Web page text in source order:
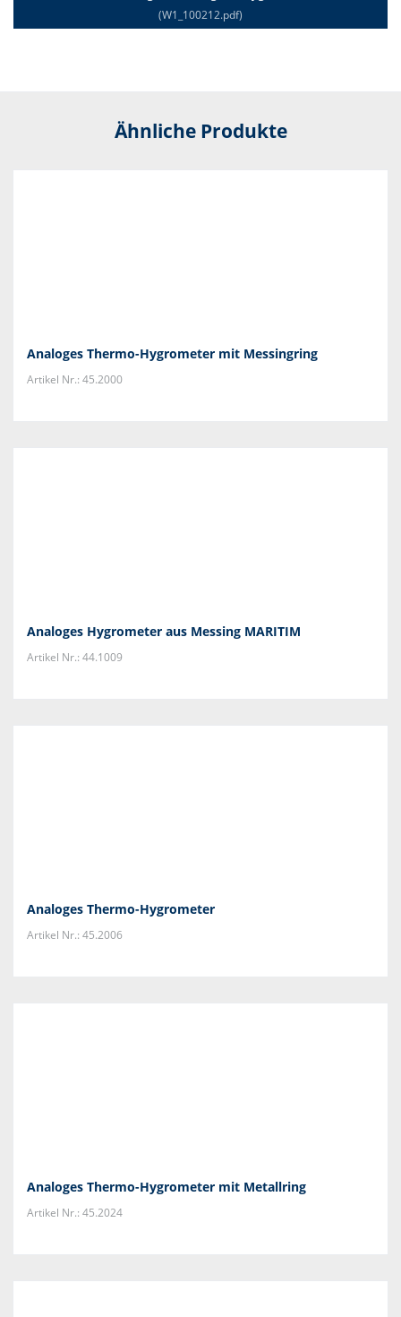
(W1_100212.pdf)
Ähnliche Produkte
Analoges Thermo-Hygrometer mit Messingring
Artikel Nr.: 45.2000
Analoges Hygrometer aus Messing MARITIM
Artikel Nr.: 44.1009
Analoges Thermo-Hygrometer
Artikel Nr.: 45.2006
Analoges Thermo-Hygrometer mit Metallring
Artikel Nr.: 45.2024